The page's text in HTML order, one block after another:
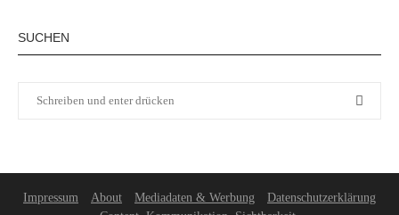
SUCHEN
Impressum About Mediadaten & Werbung
Datenschutzerklärung